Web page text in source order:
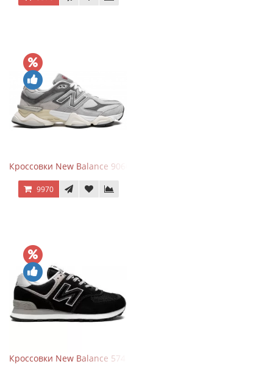
Кроссовки New Balance 9060 Rain Cloud Grey
9970
Кроссовки New Balance 574 Evergreen Black